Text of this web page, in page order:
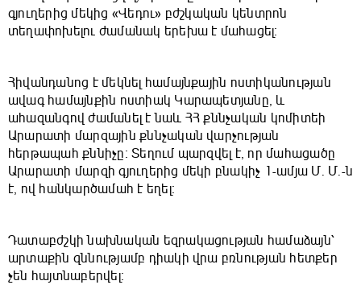
գյուղերից մեկից «Վեդու» բժշկական կենտրոն
տեղափոխելու ժամանակ երեխա է մահացել։
Հիվանդանոց է մեկնել համայնքային ոստիկանության
ավագ համայնքին ոստիակ Կարապետյանը, և
ահազանգով ժամանել է նաև ՀՀ քննչական կոմիտեի
Արարատի մարզային քննչական վարչության
հերթապահ քննիչը։ Տեղում պարզվել է, որ մահացածը
Արարատի մարզի գյուղերից մեկի բնակիչ 1-ամյա Մ. Մ.-ն
է, ով հանկարծամահ է եղել։
Դատաբժշկի նախնական եզրակացության համաձայն՝
արտաքին զննությամբ դիակի վրա բռնության հետքեր
չեն հայտնաբերվել։